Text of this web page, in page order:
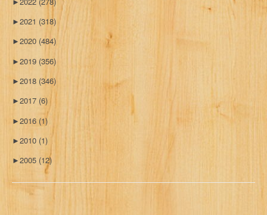
►2021 (318)
►2020 (484)
►2019 (356)
►2018 (346)
►2017 (6)
►2016 (1)
►2010 (1)
►2005 (12)